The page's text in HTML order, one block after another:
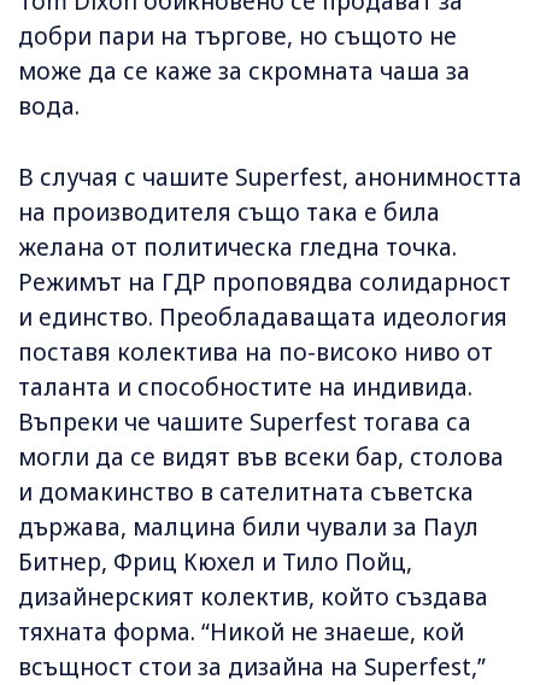
добри пари на търгове, но същото не
може да се каже за скромната чаша за
вода.
В случая с чашите Superfest, анонимността
на производителя също така е била
желана от политическа гледна точка.
Режимът на ГДР проповядва солидарност
и единство. Преобладаващата идеология
поставя колектива на по-високо ниво от
таланта и способностите на индивида.
Въпреки че чашите Superfest тогава са
могли да се видят във всеки бар, столова
и домакинство в сателитната съветска
държава, малцина били чували за Паул
Битнер, Фриц Кюхел и Тило Пойц,
дизайнерският колектив, който създава
тяхната форма. “Никой не знаеше, кой
всъщност стои за дизайна на Superfest,”